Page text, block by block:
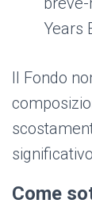
Years
Il Fondo
Come